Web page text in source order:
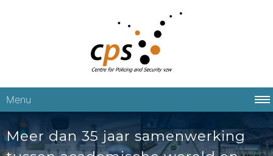
Menu
Meer dan 35 jaar samenwerking